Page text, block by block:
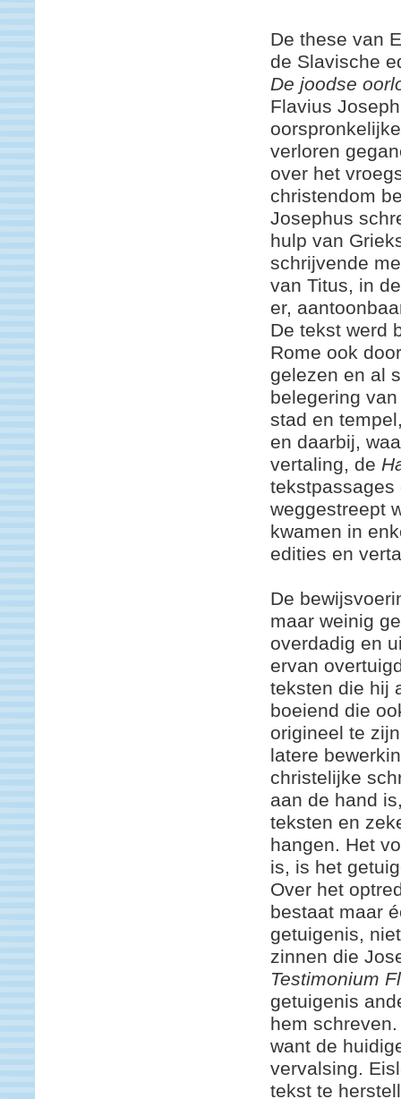
De these van
de Slavische
De joodse
Flavius
verloren
over het
christendom
Josephus
hulp van
schrijvende
van Titus, in
er,
De tekst werd
Rome ook
gelezen en al
belegering
stad en
en daarbij,
vertaling, de
tekstpassages
weggestreept
kwamen in
edities en
De
maar weinig
overdadig en
ervan
teksten die hij
boeiend die
origineel te
latere
christelijke
aan de hand
teksten en
hangen. Het
is, is het
Over het
bestaat maar
getuigenis,
zinnen die
Testimonium
getuigenis
hem
want de
vervalsing.
tekst te